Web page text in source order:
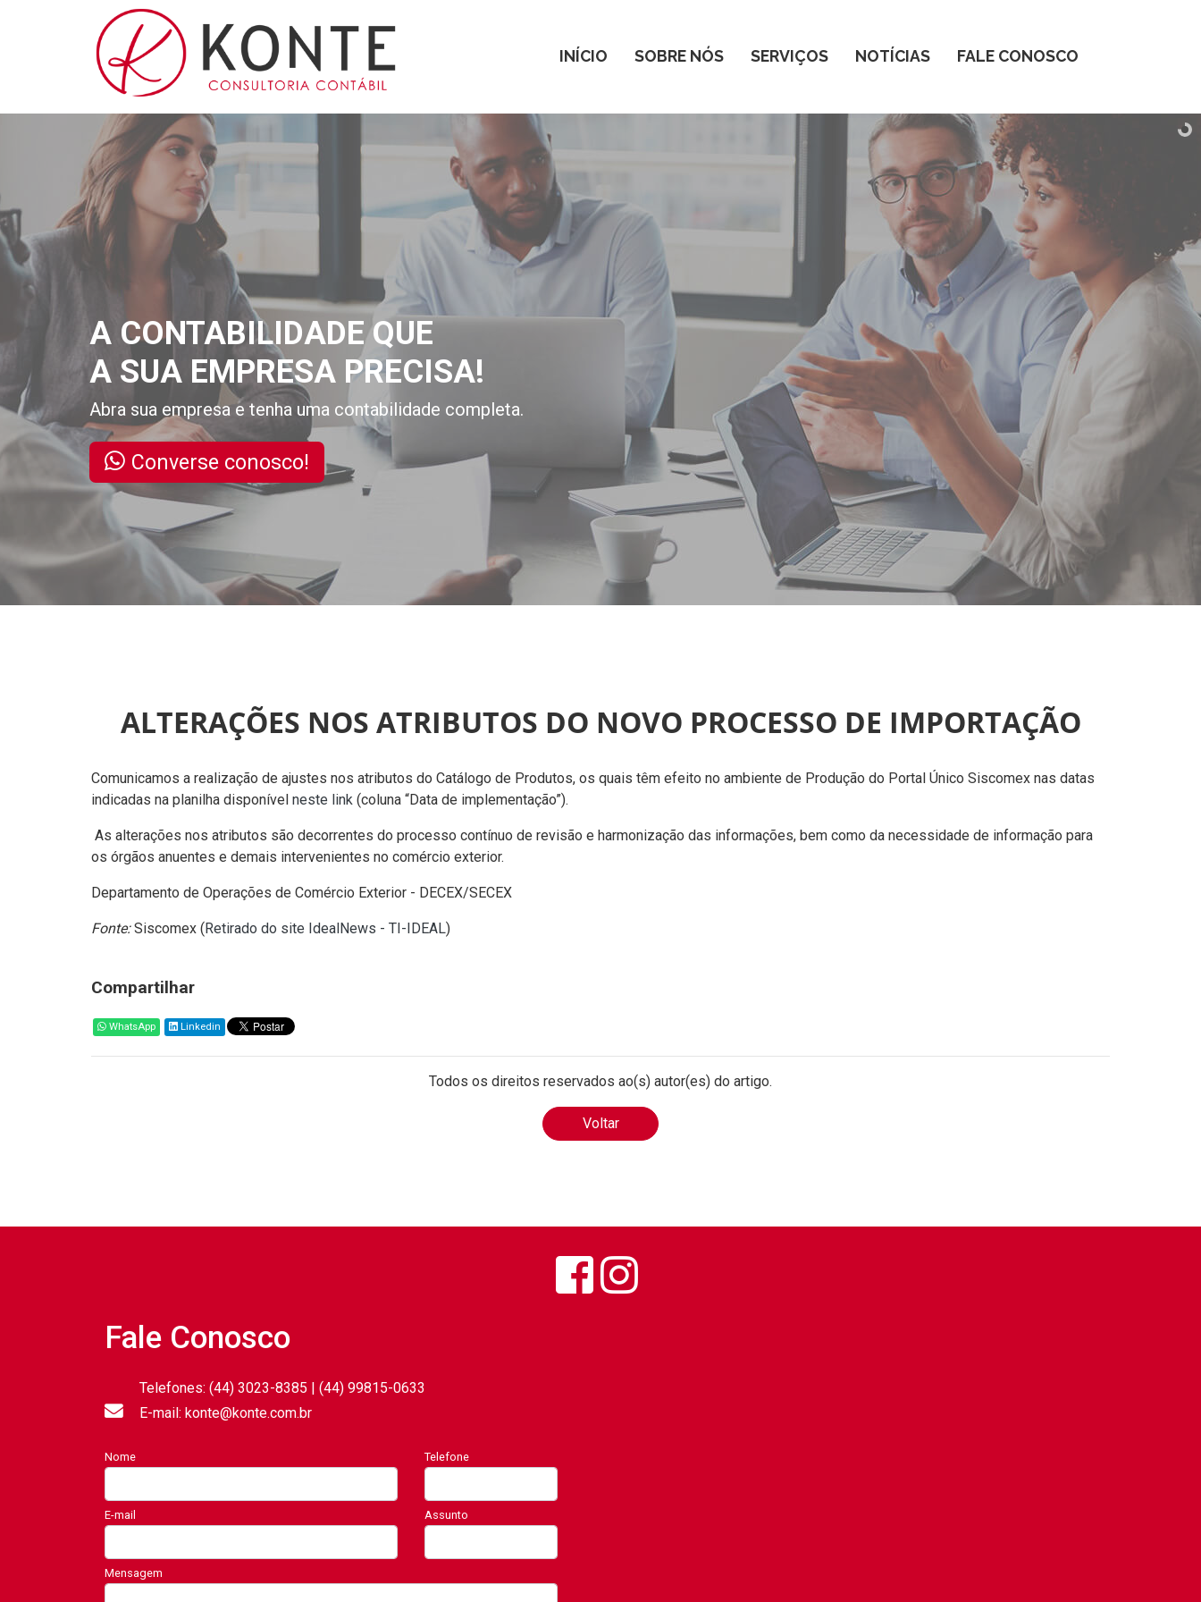
INÍCIO SOBRE NÓS SERVIÇOS NOTÍCIAS FALE CONOSCO
A CONTABILIDADE QUE
A SUA EMPRESA PRECISA!
Abra sua empresa e tenha uma contabilidade completa.
Converse conosco!
ALTERAÇÕES NOS ATRIBUTOS DO NOVO PROCESSO DE IMPORTAÇÃO
Comunicamos a realização de ajustes nos atributos do Catálogo de Produtos, os quais têm efeito no ambiente de Produção do Portal Único Siscomex nas datas
indicadas na planilha disponível neste link (coluna “Data de implementação”).
As alterações nos atributos são decorrentes do processo contínuo de revisão e harmonização das informações, bem como da necessidade de informação para
os órgãos anuentes e demais intervenientes no comércio exterior.
Departamento de Operações de Comércio Exterior - DECEX/SECEX
Fonte:Siscomex (Retirado do site IdealNews - TI-IDEAL)
Compartilhar
WhatsApp Linkedin
Todos os direitos reservados ao(s) autor(es) do artigo.
Voltar
Fale Conosco
Telefones: (44) 3023-8385 | (44) 99815-0633
E-mail: konte@konte.com.br
Nome Telefone
E-mail Assunto
Mensagem